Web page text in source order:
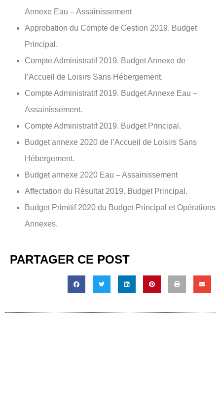
Annexe Eau – Assainissement
Approbation du Compte de Gestion 2019. Budget
Principal.
Compte Administratif 2019. Budget Annexe de
l’Accueil de Loisirs Sans Hébergement.
Compte Administratif 2019. Budget Annexe Eau –
Assainissement.
Compte Administratif 2019. Budget Principal.
Budget annexe 2020 de l’Accueil de Loisirs Sans
Hébergement.
Budget annexe 2020 Eau – Assainissement
Affectation du Résultat 2019. Budget Principal.
Budget Primitif 2020 du Budget Principal et Opérations
Annexes.
PARTAGER CE POST